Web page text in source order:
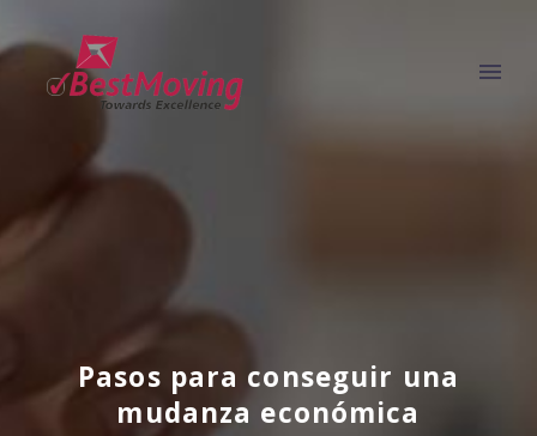
Pasos para conseguir una
mudanza económica